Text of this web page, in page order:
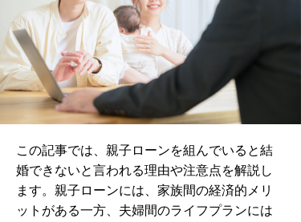
この記事では、親子ローンを組んでいると結
婚できないと言われる理由や注意点を解説し
ます。親子ローンには、家族間の経済的メリ
ットがある一方、夫婦間のライフプランには